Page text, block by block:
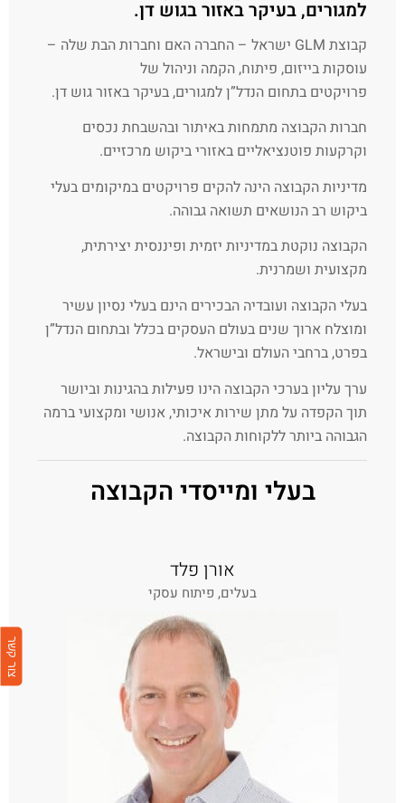
למגורים, בעיקר באזור בגוש דן.
קבוצת GLM ישראל – החברה האם וחברות הבת שלה –
עוסקות בייזום, פיתוח, הקמה וניהול של
פרויקטים בתחום הנדל”ן למגורים, בעיקר באזור גוש דן.
חברות הקבוצה מתמחות באיתור ובהשבחת נכסים
וקרקעות פוטנציאליים באזורי ביקוש מרכזיים.
מדיניות הקבוצה הינה להקים פרויקטים במיקומים בעלי
ביקוש רב הנושאים תשואה גבוהה.
הקבוצה נוקטת במדיניות יזמית ופיננסית יצירתית,
מקצועית ושמרנית.
בעלי הקבוצה ועובדיה הבכירים הינם בעלי נסיון עשיר
ומוצלח ארוך שנים בעולם העסקים בכלל ובתחום הנדל”ן
בפרט, ברחבי העולם ובישראל.
ערך עליון בערכי הקבוצה הינו פעילות בהגינות וביושר
תוך הקפדה על מתן שירות איכותי, אנושי ומקצועי ברמה
הגבוהה ביותר ללקוחות הקבוצה.
בעלי ומייסדי הקבוצה
אורן פלד
בעלים, פיתוח עסקי
צור קשר